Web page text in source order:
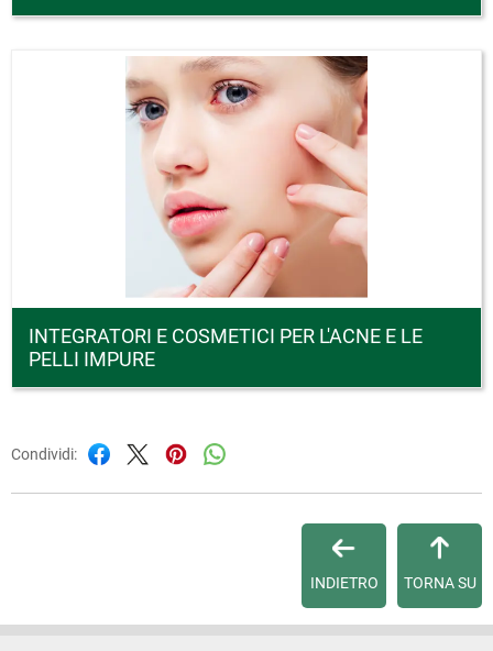
INTEGRATORI E COSMETICI PER L'ACNE E LE
PELLI IMPURE
Condividi:
TORNA SU
INDIETRO